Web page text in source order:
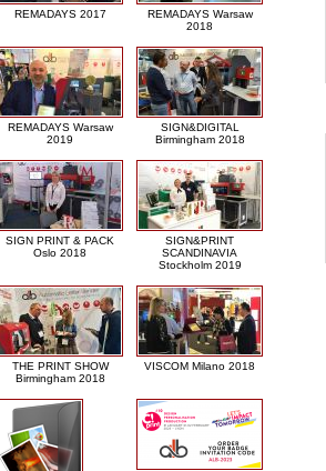
REMADAYS 2017
REMADAYS Warsaw
2018
REMADAYS Warsaw
2019
SIGN&DIGITAL
Birmingham 2018
SIGN PRINT & PACK
Oslo 2018
SIGN&PRINT
SCANDINAVIA
Stockholm 2019
THE PRINT SHOW
Birmingham 2018
VISCOM Milano 2018